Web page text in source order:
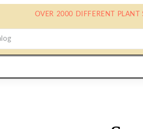
OVER 2000 DIFFERENT PLANT